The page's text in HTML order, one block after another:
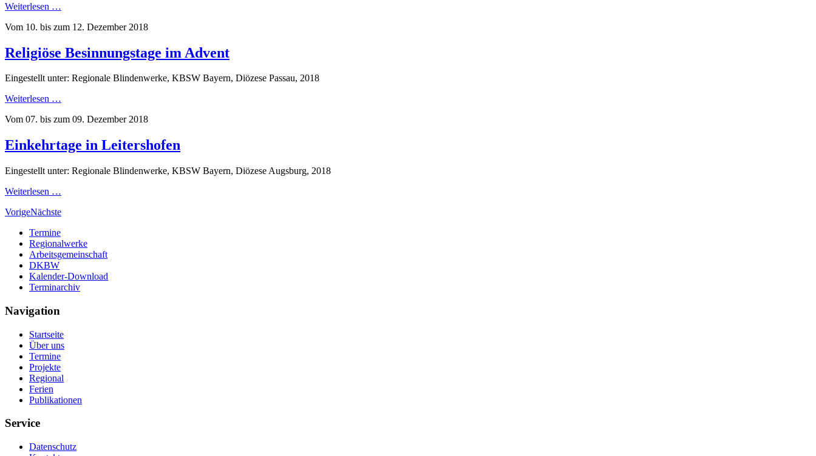
Weiterlesen …
Vom 10. bis zum 12. Dezember 2018
Religiöse Besinnungstage im Advent
Eingestellt unter: Regionale Blindenwerke, KBSW Bayern, Diözese Passau, 2018
Weiterlesen …
Vom 07. bis zum 09. Dezember 2018
Einkehrtage in Leitershofen
Eingestellt unter: Regionale Blindenwerke, KBSW Bayern, Diözese Augsburg, 2018
Weiterlesen …
VorigeNächste
Termine
Regionalwerke
Arbeitsgemeinschaft
DKBW
Kalender-Download
Terminarchiv
Navigation
Startseite
Über uns
Termine
Projekte
Regional
Ferien
Publikationen
Service
Datenschutz